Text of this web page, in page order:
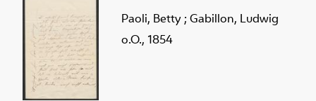
Paoli, Betty ; Gabillon, Ludwig
o.O., 1854